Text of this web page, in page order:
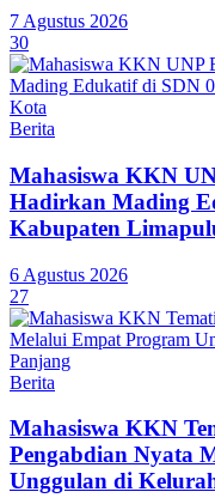
7 Agustus 2026
30
Berita
Mahasiswa KKN
Hadirkan Mading
Kabupaten
6 Agustus 2026
27
Berita
Mahasiswa KKN
Pengabdian Nyata
Unggulan di